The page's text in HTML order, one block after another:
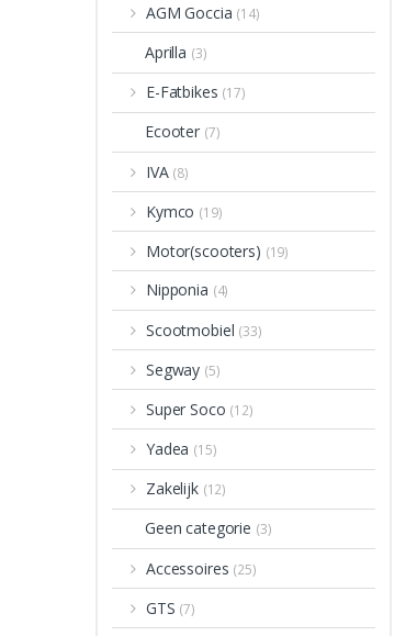
AGM Goccia (14)
Aprilla (3)
E-Fatbikes (17)
Ecooter (7)
IVA (8)
Kymco (19)
Motor(scooters) (19)
Nipponia (4)
Scootmobiel (33)
Segway (5)
Super Soco (12)
Yadea (15)
Zakelijk (12)
Geen categorie (3)
Accessoires (25)
GTS (7)